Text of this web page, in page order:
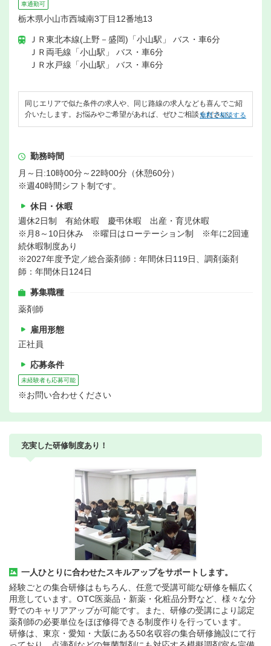
車通勤可
栃木県小山市西城南3丁目12番地13
ＪＲ東北本線(上野－盛岡)「小山駅」 バス・車6分
ＪＲ両毛線「小山駅」 バス・車6分
ＪＲ水戸線「小山駅」 バス・車6分
同じエリアで似た条件の求人や、同じ路線の求人なども喜んでご紹
介いたします。お悩みやご希望があれば、ぜひご相談ください。
無料で相談する
勤務時間
月～日:10時00分～22時00分（休憩60分）
※週40時間シフト制です。
休日・休暇
週休2日制 有給休暇 慶弔休暇 出産・育児休暇
※月8～10日休み ※曜日はローテーション制 ※年に2回連
続休暇制度あり
※2027年度予定／総合薬剤師：年間休日119日、調剤薬剤
師：年間休日124日
募集職種
薬剤師
雇用形態
正社員
応募条件
未経験者も応募可能
※お問い合わせください
充実した研修制度あり！
一人ひとりに合わせたスキルアップをサポートします。
経験ごとの集合研修はもちろん、任意で受講可能な研修を幅広く
用意しています。OTC医薬品・新薬・化粧品分野など、様々な分
野でのキャリアアップが可能です。また、研修の受講により認定
薬剤師の必要単位をほぼ修得できる制度作りを行っています。
研修は、東京・愛知・大阪にある50名収容の集合研修施設にて行